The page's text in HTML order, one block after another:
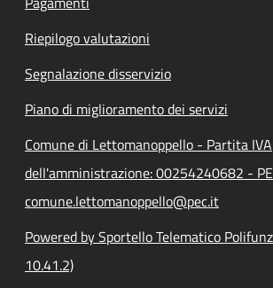
Riepilogo valutazioni
Segnalazione disservizio
Piano di miglioramento dei servizi
Comune di Lettomanoppello - Partita IVA
dell'amministrazione: 00254240682 -
comune.lettomanoppello@pec.it
Powered by Sportello Telematico
10.41.2)